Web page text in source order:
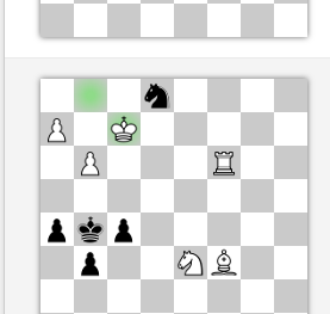
Blancas
54327665 (1506) (+7)
Negras
Picchio73 (1269) (-7)
Tiempo: 3 minutes/side + 5 seconds/move